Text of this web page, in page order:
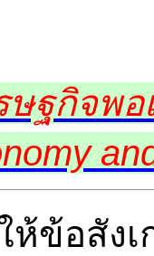
ษฐกิจพ
ห้ข้อสัง